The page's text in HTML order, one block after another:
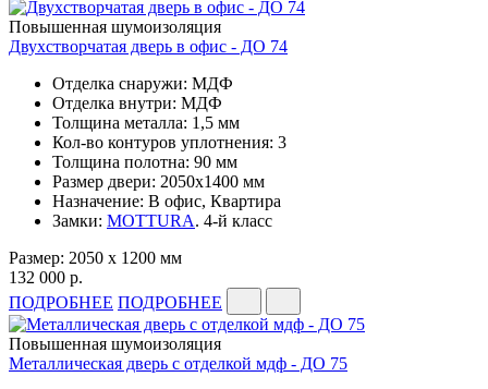
Повышенная шумоизоляция
Двухстворчатая дверь в офис - ДО 74
Отделка снаружи: МДФ
Отделка внутри: МДФ
Толщина металла: 1,5 мм
Кол-во контуров уплотнения: 3
Толщина полотна: 90 мм
Размер двери: 2050х1400 мм
Назначение: В офис, Квартира
Замки: MOTTURA. 4-й класс
Размер: 2050 x 1200 мм
132 000 р.
ПОДРОБНЕЕ ПОДРОБНЕЕ
Повышенная шумоизоляция
Металлическая дверь с отделкой мдф - ДО 75